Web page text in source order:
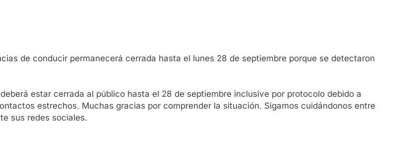
de conducir permanecerá cerrada hasta el lunes 28 de septiembre porque se detectaron
estar cerrada al público hasta el 28 de septiembre inclusive por protocolo debido a
estrechos. Muchas gracias por comprender la situación. Sigamos cuidándonos entre
sus redes sociales.